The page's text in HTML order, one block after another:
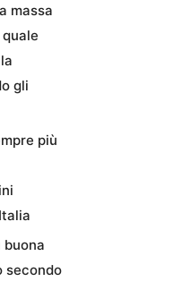
massa
gli
più
buona
secondo